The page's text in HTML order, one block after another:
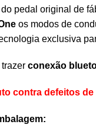
pedal original de
os modos de
exclusiva
conexão
contra defeitos de